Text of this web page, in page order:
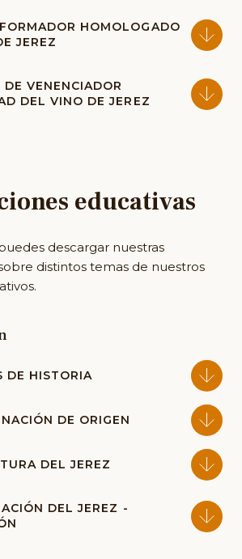
HOMOLOGADO
JEREZ
VENENCIADOR
DEL VINO DE JEREZ
educativas
descargar nuestras
distintos temas de nuestros
DE HISTORIA
DE ORIGEN
DEL JEREZ
DEL JEREZ -